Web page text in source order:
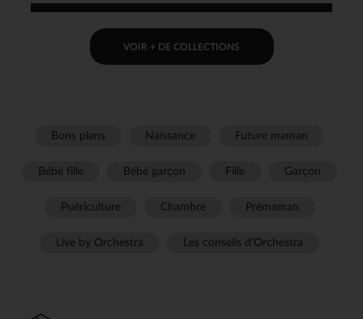
VOIR + DE COLLECTIONS
Bons plans Naissance Future maman
Bébé fille Bébé garçon Fille Garçon
Puériculture Chambre Prémaman
Live by Orchestra Les conseils d'Orchestra